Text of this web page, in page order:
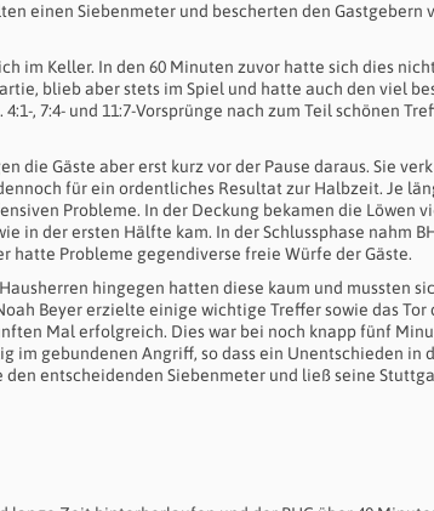
einen Siebenmeter und bescherten den Gastgebern
im Keller. In den 60 Minuten zuvor hatte sich dies
blieb aber stets im Spiel und hatte auch den viel
, 7:4- und 11:7-Vorsprünge nach zum Teil schönen
die Gäste aber erst kurz vor der Pause daraus. Sie
für ein ordentliches Resultat zur Halbzeit. Je
Probleme. In der Deckung bekamen die Löwen
in der ersten Hälfte kam. In der Schlussphase nahm
hatte Probleme gegendiverse freie Würfe der Gäste.
hingegen hatten diese kaum und mussten
Beyer erzielte einige wichtige Treffer sowie das Tor
Mal erfolgreich. Dies war bei noch knapp fünf
im gebundenen Angriff, so dass ein Unentschieden in
entscheidenden Siebenmeter und ließ seine